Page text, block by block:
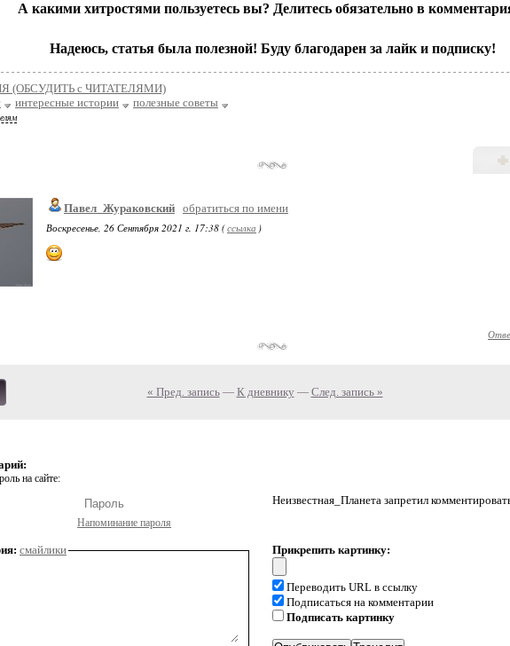
А какими хитростями пользуетесь вы? Делитесь обязательно в
Надеюсь, статья была полезной! Буду благодарен за лайк и подписку!
(ОБСУДИТЬ с ЧИТАТЕЛЯМИ)
интересные истории полезные советы
Павел_Жураковский обратиться по имени
Воскресенье, 26 Сентября 2021 г. 17:38 (ссылка )
« Пред. запись— К дневнику — След. запись »
на сайте:
Напоминание пароля
Неизвестная_Планета запретил
смайлики Прикрепить картинку:
Переводить URL в ссылку
Подписаться на комментарии
Подписать картинку